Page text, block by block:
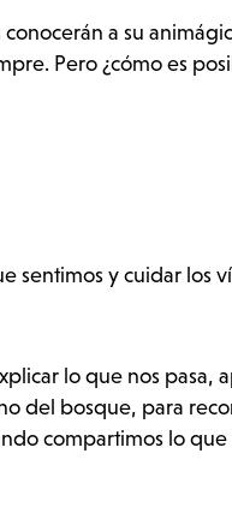
a su
Pero ¿cómo es
sentimos y cuidar los
lo que nos pasa,
del bosque, para
compartimos lo que